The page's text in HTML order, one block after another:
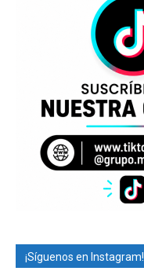
¡Síguenos en Instagram!